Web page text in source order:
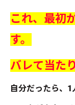
これ、最初
す。
バレて当た
自分だったら、1